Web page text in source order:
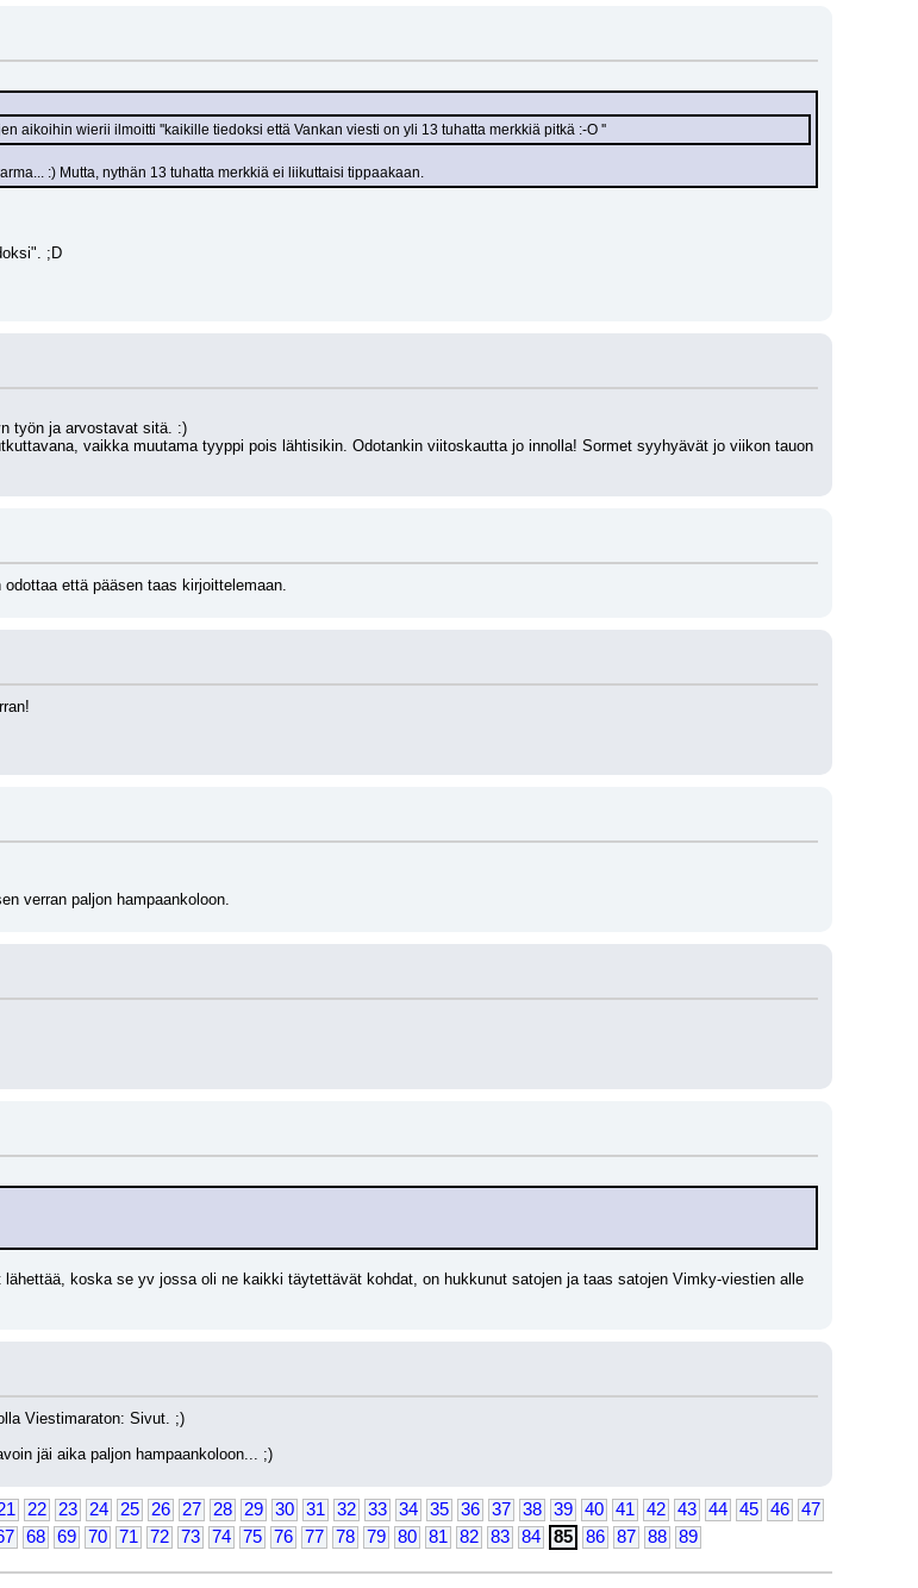
aikoihin wierii ilmoitti ''kaikille tiedoksi että Vankan viesti on yli 13 tuhatta merkkiä pitkä :-O ''
:) Mutta, nythän 13 tuhatta merkkiä ei liikuttaisi tippaakaan.
;D
työn ja arvostavat sitä. :)
vaikka muutama tyyppi pois lähtisikin. Odotankin viitoskautta jo innolla! Sormet syyhyävät jo viikon tauon
että pääsen taas kirjoittelemaan.
verran paljon hampaankoloon.
koska se yv jossa oli ne kaikki täytettävät kohdat, on hukkunut satojen ja taas satojen Vimky-viestien alle
Viestimaraton: Sivut. ;)
jäi aika paljon hampaankoloon... ;)
22 23 24 25 26 27 28 29 30 31 32 33 34 35 36 37 38 39 40 41 42 43 44 45 46
47
68 69 70 71 72 73 74 75 76 77 78 79 80 81 82 83 84 85 86 87 88 89